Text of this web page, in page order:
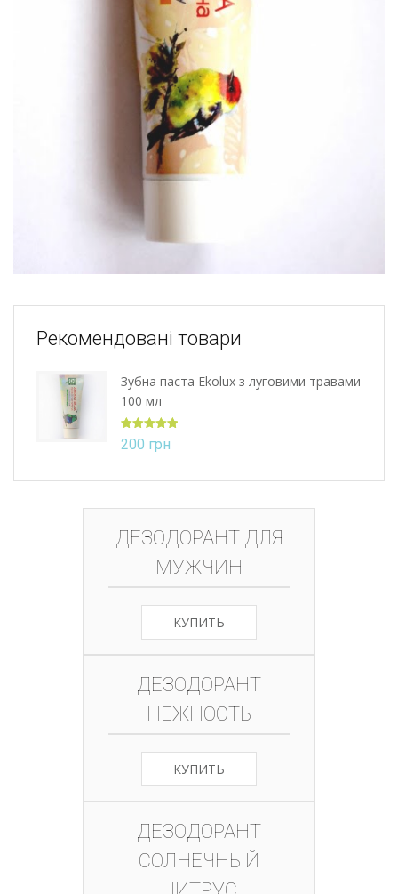
Рекомендовані товари
Зубна паста Ekolux з луговими травами
100 мл
5.00з 5
200 грн
ДЕЗОДОРАНТ ДЛЯ
МУЖЧИН
КУПИТЬ
ДЕЗОДОРАНТ
НЕЖНОСТЬ
КУПИТЬ
ДЕЗОДОРАНТ
СОЛНЕЧНЫЙ